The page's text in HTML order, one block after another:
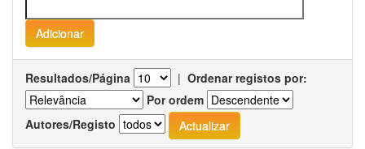
Resultados/Página | Ordenar registos por:
Por ordem
Autores/Registo